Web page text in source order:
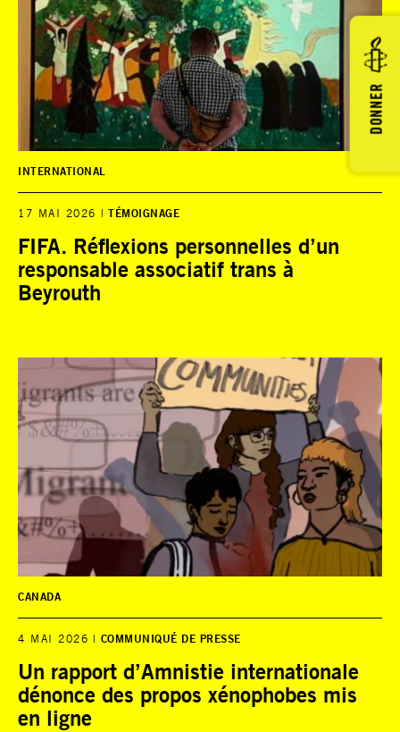
DONNER
INTERNATIONAL
17 MAI 2026 TÉMOIGNAGE
FIFA. Réflexions personnelles d’un
responsable associatif trans à
Beyrouth
CANADA
4 MAI 2026 COMMUNIQUÉ DE PRESSE
Un rapport d’Amnistie internationale
dénonce des propos xénophobes mis
en ligne